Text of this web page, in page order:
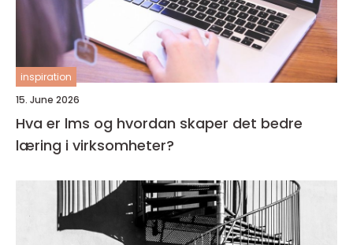
inspiration
15. June 2026
Hva er lms og hvordan skaper det bedre
læring i virksomheter?